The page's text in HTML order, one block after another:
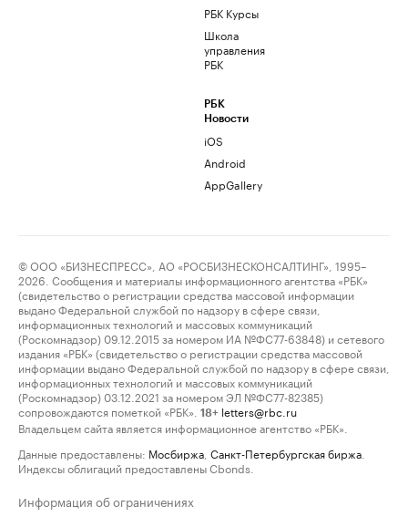
РБК Курсы
Школа
управления
РБК
РБК
Новости
iOS
Android
AppGallery
© ООО «БИЗНЕСПРЕСС», АО «РОСБИЗНЕСКОНСАЛТИНГ», 1995–
2026. Сообщения и материалы информационного агентства «РБК»
(свидетельство о регистрации средства массовой информации
выдано Федеральной службой по надзору в сфере связи,
информационных технологий и массовых коммуникаций
(Роскомнадзор) 09.12.2015 за номером ИА №ФС77-63848) и сетевого
издания «РБК» (свидетельство о регистрации средства массовой
информации выдано Федеральной службой по надзору в сфере связи,
информационных технологий и массовых коммуникаций
(Роскомнадзор) 03.12.2021 за номером ЭЛ №ФС77-82385)
сопровождаются пометкой «РБК».
18+ letters@rbc.ru
Владельцем сайта является информационное агентство «РБК».
Данные предоставлены: Мосбиржа Санкт-Петербургская биржа
Индексы облигаций предоставлены Cbonds.
Информация об ограничениях